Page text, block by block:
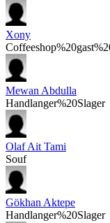
Xony
Mewan Abdulla
Handlanger%20Slager
Olaf Ait Tami
Souf
Gökhan Aktepe
Handlanger%20Slager